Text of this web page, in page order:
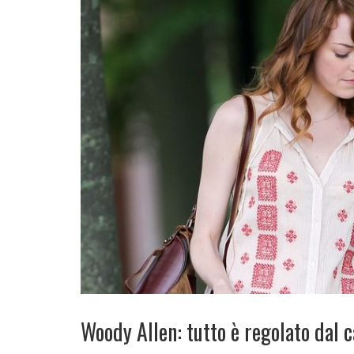
Woody Allen: tutto è regolato dal